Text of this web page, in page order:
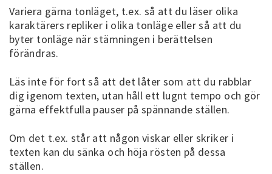
Variera gärna tonläget, t.ex. så att du läser olika
karaktärers repliker i olika tonläge eller så att du
byter tonläge när stämningen i berättelsen
förändras.
Läs inte för fort så att det låter som att du rabblar
dig igenom texten, utan håll ett lugnt tempo och gör
gärna effektfulla pauser på spännande ställen.
Om det t.ex. står att någon viskar eller skriker i
texten kan du sänka och höja rösten på dessa
ställen.